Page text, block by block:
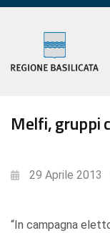
Melfi, gruppi
29 Aprile 2013
“In campagna